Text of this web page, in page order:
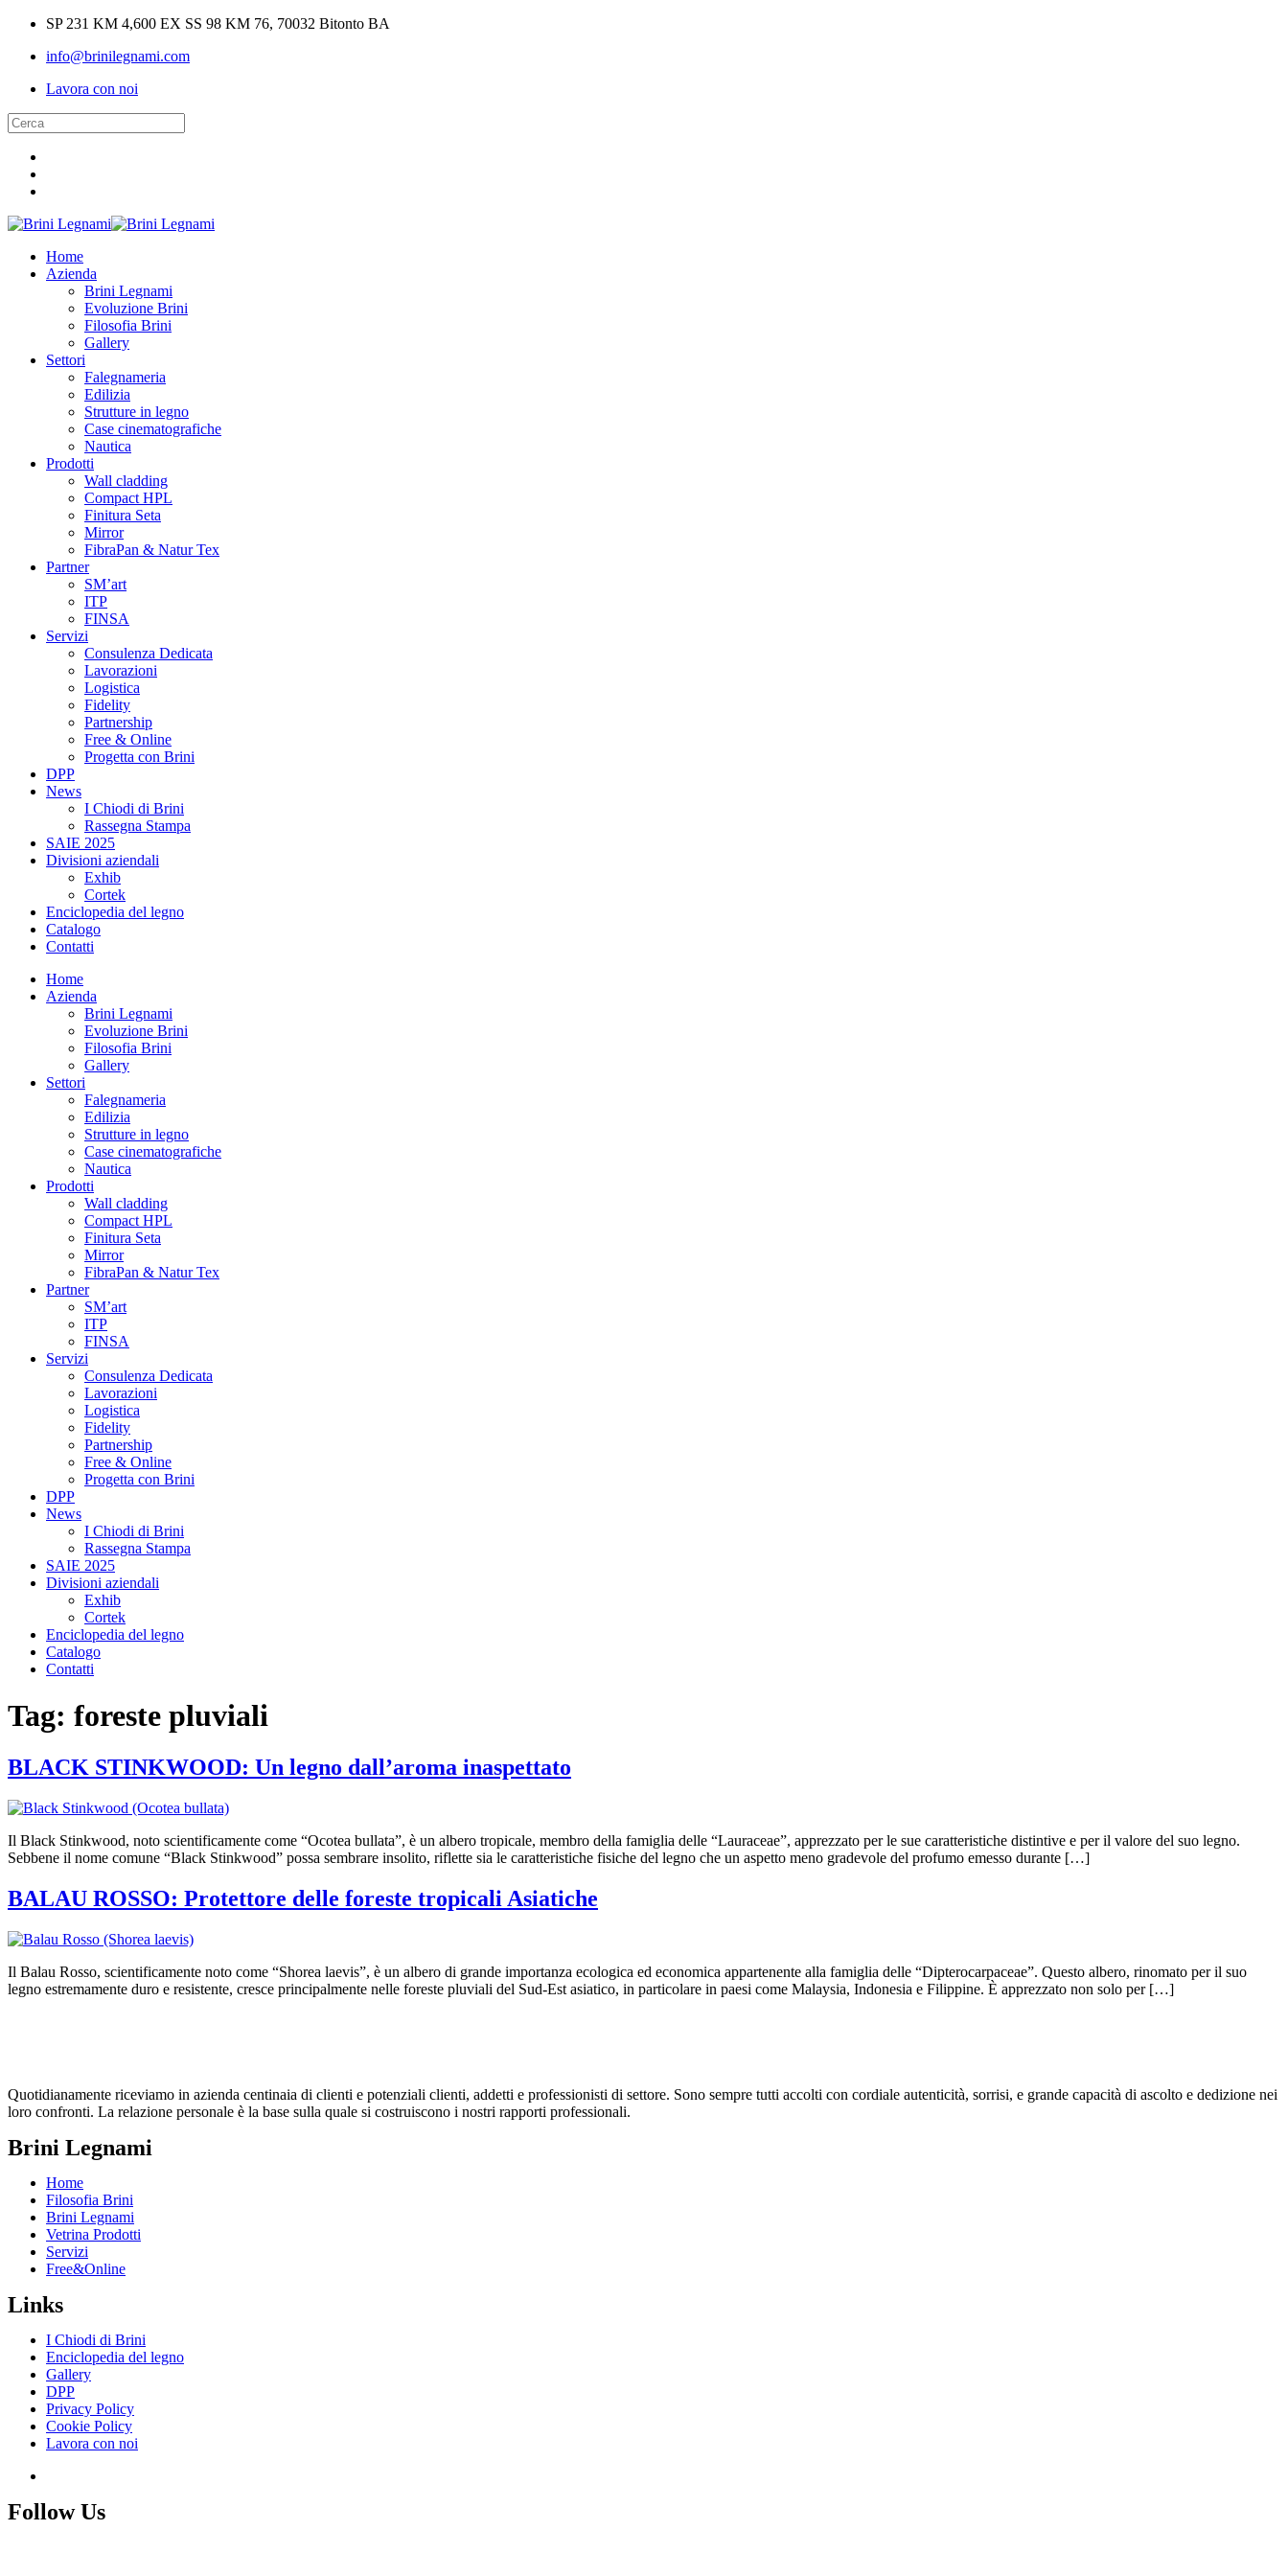
SP 231 KM 4,600 EX SS 98 KM 76, 70032 Bitonto BA
info@brinilegnami.com
Lavora con noi
Home
Azienda
Brini Legnami
Evoluzione Brini
Filosofia Brini
Gallery
Settori
Falegnameria
Edilizia
Strutture in legno
Case cinematografiche
Nautica
Prodotti
Wall cladding
Compact HPL
Finitura Seta
Mirror
FibraPan & Natur Tex
Partner
SM’art
ITP
FINSA
Servizi
Consulenza Dedicata
Lavorazioni
Logistica
Fidelity
Partnership
Free & Online
Progetta con Brini
DPP
News
I Chiodi di Brini
Rassegna Stampa
SAIE 2025
Divisioni aziendali
Exhib
Cortek
Enciclopedia del legno
Catalogo
Contatti
Home
Azienda
Brini Legnami
Evoluzione Brini
Filosofia Brini
Gallery
Settori
Falegnameria
Edilizia
Strutture in legno
Case cinematografiche
Nautica
Prodotti
Wall cladding
Compact HPL
Finitura Seta
Mirror
FibraPan & Natur Tex
Partner
SM’art
ITP
FINSA
Servizi
Consulenza Dedicata
Lavorazioni
Logistica
Fidelity
Partnership
Free & Online
Progetta con Brini
DPP
News
I Chiodi di Brini
Rassegna Stampa
SAIE 2025
Divisioni aziendali
Exhib
Cortek
Enciclopedia del legno
Catalogo
Contatti
Tag: foreste pluviali
BLACK STINKWOOD: Un legno dall’aroma inaspettato
Il Black Stinkwood, noto scientificamente come “Ocotea bullata”, è un albero tropicale, membro della famiglia delle “Lauraceae”, apprezzato per le sue caratteristiche distintive e per il valore del suo legno.
Sebbene il nome comune “Black Stinkwood” possa sembrare insolito, riflette sia le caratteristiche fisiche del legno che un aspetto meno gradevole del profumo emesso durante […]
BALAU ROSSO: Protettore delle foreste tropicali Asiatiche
Il Balau Rosso, scientificamente noto come “Shorea laevis”, è un albero di grande importanza ecologica ed economica appartenente alla famiglia delle “Dipterocarpaceae”. Questo albero, rinomato per il suo
legno estremamente duro e resistente, cresce principalmente nelle foreste pluviali del Sud-Est asiatico, in particolare in paesi come Malaysia, Indonesia e Filippine. È apprezzato non solo per […]
Quotidianamente riceviamo in azienda centinaia di clienti e potenziali clienti, addetti e professionisti di settore. Sono sempre tutti accolti con cordiale autenticità, sorrisi, e grande capacità di ascolto e dedizione nei
loro confronti. La relazione personale è la base sulla quale si costruiscono i nostri rapporti professionali.
Brini Legnami
Home
Filosofia Brini
Brini Legnami
Vetrina Prodotti
Servizi
Free&Online
Links
I Chiodi di Brini
Enciclopedia del legno
Gallery
DPP
Privacy Policy
Cookie Policy
Lavora con noi
Follow Us